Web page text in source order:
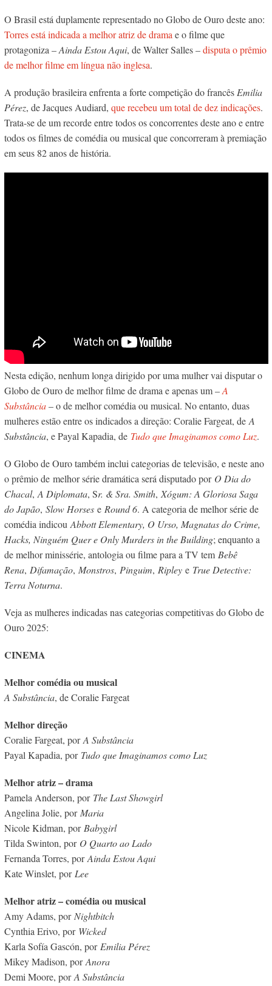
O Brasil está duplamente representado no Globo de Ouro deste ano:
Torres está indicada a melhor atriz de dramae o filme que
protagoniza –Ainda Estou Aqui, de Walter Salles –disputa o prêmio
de melhor filme em língua não inglesa.
A produção brasileira enfrenta a forte competição do francêsEmilia
Pérez, de Jacques Audiard, que recebeu um total de dez indicações.
Trata-se de um recorde entre todos os concorrentes deste ano e entre
todos os filmes de comédia ou musical que concorreram à premiação
em seus 82 anos de história.
Nesta edição, nenhum longa dirigido por uma mulher vai disputar o
Globo de Ouro de melhor filme de drama e apenas um –A
Substância– o de melhor comédia ou musical. No entanto, duas
mulheres estão entre os indicados a direção: Coralie Fargeat, deA
Substância, e Payal Kapadia, de Tudo que Imaginamos como Luz.
O Globo de Ouro também inclui categorias de televisão, e neste ano
o prêmio de melhor série dramática será disputado por O Dia do
Chacal,A Diplomata, Sr. & Sra. Smith,Xógum: A Gloriosa Saga
do Japão, Slow Horsese Round 6. A categoria de melhor série de
comédia indicouAbbott Elementary, O Urso, Magnatas do Crime,
Hacks, Ninguém Quer e Only Murders in the Building; enquanto a
de melhor minissérie, antologia ou filme para a TV tem Bebê
Rena, Difamação, Monstros, Pinguim, Ripleye True Detective:
Terra Noturna.
Veja as mulheres indicadas nas categorias competitivas do Globo de
Ouro 2025:
CINEMA
Melhor comédia ou musical
A Substância, de Coralie Fargeat
Melhor direção
Coralie Fargeat, porA Substância
Payal Kapadia, por Tudo que Imaginamos como Luz
Melhor atriz – drama
Pamela Anderson, por The Last Showgirl
Angelina Jolie, porMaria
Nicole Kidman, porBabygirl
Tilda Swinton, por O Quarto ao Lado
Fernanda Torres, porAinda Estou Aqui
Kate Winslet, porLee
Melhor atriz – comédia ou musical
Amy Adams, porNightbitch
Cynthia Erivo, por Wicked
Karla Sofía Gascón, porEmilia Pérez
Mikey Madison, porAnora
Demi Moore, porA Substância